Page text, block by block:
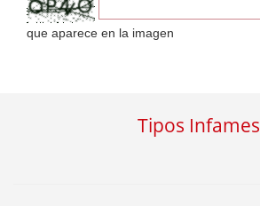
que aparece en la imagen
Tipos Infames